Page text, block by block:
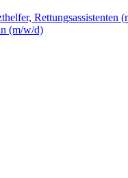
Rettungsassistenten
(m/w/d)